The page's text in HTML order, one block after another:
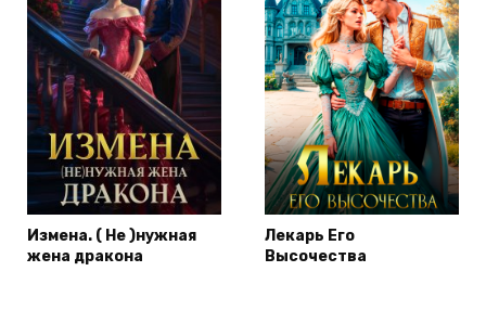
Измена. ( Не )нужная
жена дракона
Лекарь Его
Высочества